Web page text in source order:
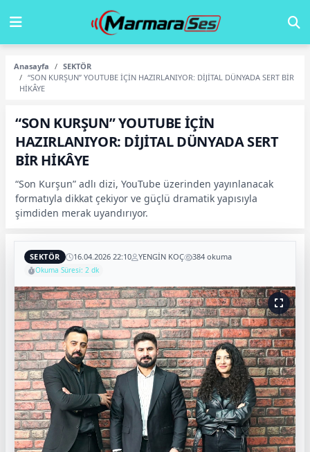
Anasayfa
SEKTÖR
“SON KURŞUN” YOUTUBE İÇİN HAZIRLANIYOR: DİJİTAL DÜNYADA SERT BİR
HİKÂYE
“SON KURŞUN” YOUTUBE İÇİN
HAZIRLANIYOR: DİJİTAL DÜNYADA SERT
BİR HİKÂYE
“Son Kurşun” adlı dizi, YouTube üzerinden yayınlanacak
formatıyla dikkat çekiyor ve güçlü dramatik yapısıyla
şimdiden merak uyandırıyor.
SEKTÖR 16.04.2026 22:10 YENGİN KOÇ 384 okuma
Okuma Süresi: 2 dk